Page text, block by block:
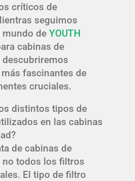
críticos de
seguimos
de YOUTH
cabinas de
fascinantes de
cruciales.
distintos tipos de
en las cabinas
de cabinas de
no todos los filtros
El tipo de filtro